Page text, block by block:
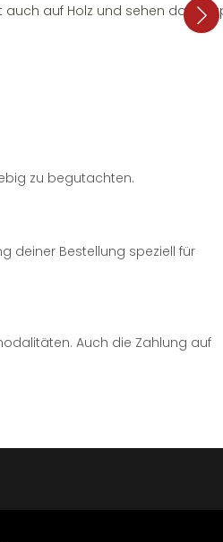
auf Holz und sehen dazu
zu begutachten.
deiner Bestellung speziell für
Auch die Zahlung auf